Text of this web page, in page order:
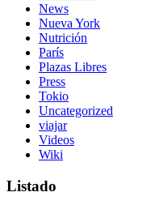
News
Nueva York
Nutrición
París
Plazas Libres
Press
Tokio
Uncategorized
viajar
Videos
Wiki
Listado